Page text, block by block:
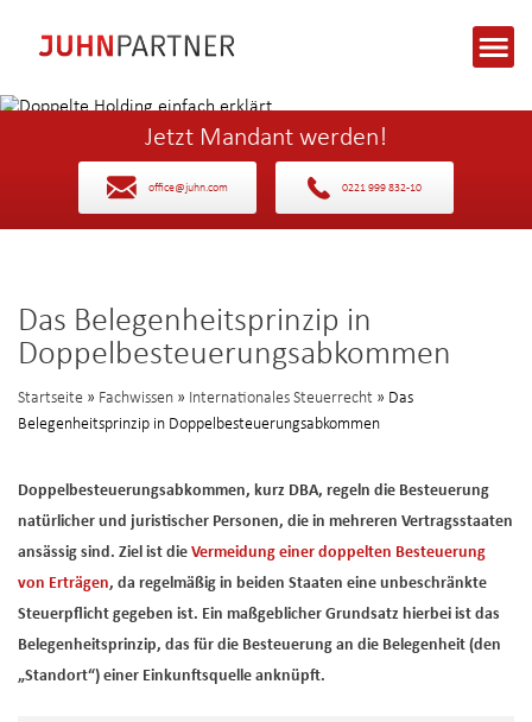
Jetzt Mandant werden!
office@juhn.com 0221 999 832-10
Das Belegenheitsprinzip in
Doppelbesteuerungsabkommen
Startseite » Fachwissen » Internationales Steuerrecht » Das
Belegenheitsprinzip in Doppelbesteuerungsabkommen
Doppelbesteuerungsabkommen, kurz DBA, regeln die Besteuerung
natürlicher und juristischer Personen, die in mehreren Vertragsstaaten
ansässig sind. Ziel ist die Vermeidung einer doppelten Besteuerung
von Erträgen, da regelmäßig in beiden Staaten eine unbeschränkte
Steuerpflicht gegeben ist. Ein maßgeblicher Grundsatz hierbei ist das
Belegenheitsprinzip, das für die Besteuerung an die Belegenheit (den
„Standort“) einer Einkunftsquelle anknüpft.